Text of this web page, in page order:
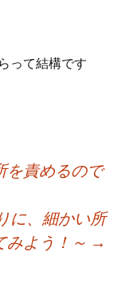
って結構です
責めるので
に、細かい所
みよう！～ →